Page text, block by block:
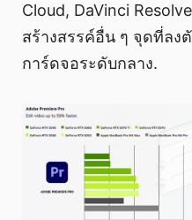
Cloud, DaVinci
สร้างสรรค์อื่น ๆ จุดที่ลง
การ์ดจอระดับกลาง.